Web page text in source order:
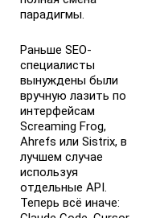
парадигмы.
Раньше SEO-
специалисты
вынуждены были
вручную лазить по
интерфейсам
Screaming Frog,
Ahrefs или Sistrix, в
лучшем случае
используя
отдельные API.
Теперь всё иначе: